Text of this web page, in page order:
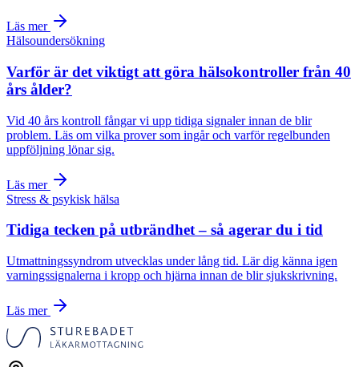
Läs mer
Hälsoundersökning
Varför är det viktigt att göra hälsokontroller från 40
års ålder?
Vid 40 års kontroll fångar vi upp tidiga signaler innan de blir
problem. Läs om vilka prover som ingår och varför regelbunden
uppföljning lönar sig.
Läs mer
Stress & psykisk hälsa
Tidiga tecken på utbrändhet – så agerar du i tid
Utmattningssyndrom utvecklas under lång tid. Lär dig känna igen
varningssignalerna i kropp och hjärna innan de blir sjukskrivning.
Läs mer